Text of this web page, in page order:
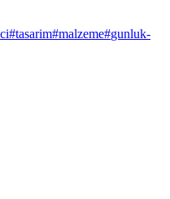
#tasarim#malzeme#gunluk-